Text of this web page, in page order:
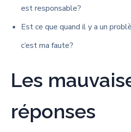
est responsable?
Est ce que quand il y a un
c’est ma faute?
Les
réponses